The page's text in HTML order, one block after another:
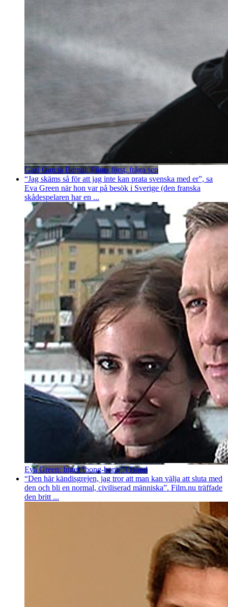
Gael García Bernal: Filma först, fråga sen
“Jag skäms så för att jag inte kan prata svenska med er”, sa
Eva Green när hon var på besök i Sverige (den franska
skådespelaren har en ...
Eva Green: Inget “bong-bong” i Bond
“Den här kändisgrejen, jag tror att man kan välja att sluta med
den och bli en normal, civiliserad människa”. Film.nu träffade
den britt ...